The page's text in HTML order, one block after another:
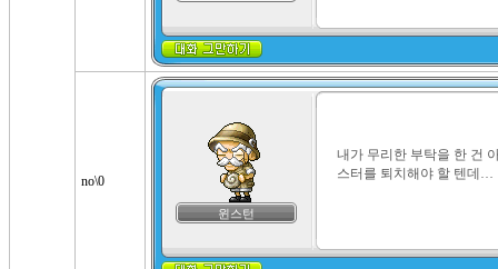
no\0
윈스턴
내가 무리한 부탁을 한 건
스터를 퇴치해야 할 텐데…